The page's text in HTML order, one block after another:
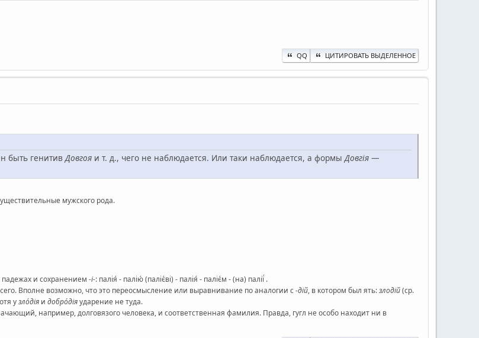
QQ ЦИТИРОВАТЬ ВЫДЕЛЕННОЕ
быть генитивДовгоя и т. д., чего не наблюдается. Или таки наблюдается, а формыДовгія —
мужского рода.
падежах и сохранением -і-: палія́ - палію́ (паліє́ві) - палія́ - паліє́м - (на) палії́ .
Вполне возможно, что это переосмысление или выравнивание по аналогии с-дій, в котором был ять:злодій(ср.
узло́дія и добро́діяударение не туда.
например, долговязого человека, и соответственная фамилия. Правда, гугл не особо находит ни в